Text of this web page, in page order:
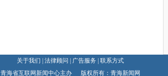
关于我们 法律顾问 广告服务
联系方式
青海省互联网新闻中心主办 版权所有：青海新闻网